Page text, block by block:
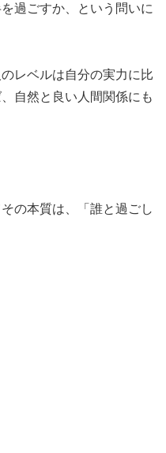
過ごすか、という問いに
レベルは自分の実力に比
自然と良い人間関係にも
の本質は、「誰と過ごし